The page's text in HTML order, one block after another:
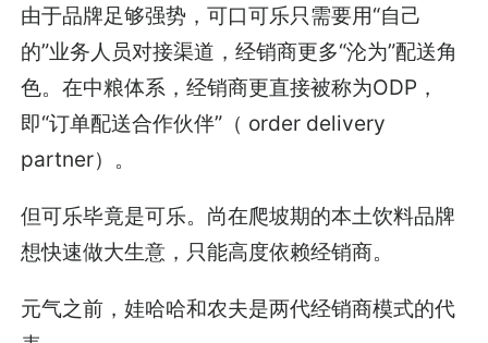
由于品牌足够强势，可口可乐只需要用“自己
的”业务人员对接渠道，经销商更多“沦为”配送角
色。在中粮体系，经销商更直接被称为ODP，
即“订单配送合作伙伴”（ order delivery
partner）。
但可乐毕竟是可乐。尚在爬坡期的本土饮料品牌
想快速做大生意，只能高度依赖经销商。
元气之前，娃哈哈和农夫是两代经销商模式的代